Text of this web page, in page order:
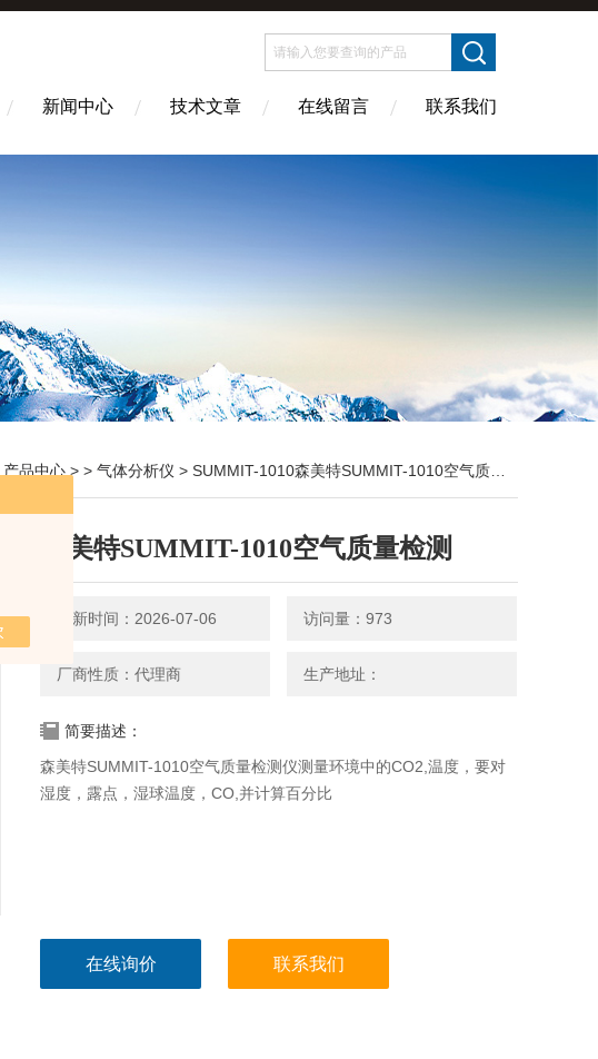
新闻中心 技术文章 在线留言 联系我们
产品中心 > > 气体分析仪 > SUMMIT-1010森美特SUMMIT-1010空气质量检测
森美特SUMMIT-1010空气质量检测
更新时间：2026-07-06 访问量：973
厂商性质：代理商 生产地址：
简要描述：
森美特SUMMIT-1010空气质量检测仪测量环境中的CO2,温度，要对
湿度，露点，湿球温度，CO,并计算百分比
在线询价 联系我们